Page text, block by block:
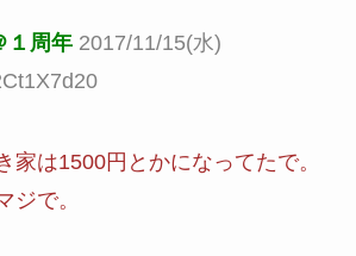
１周年 2017/11/15(水)
家は1500円とかになってたで。
ジで。